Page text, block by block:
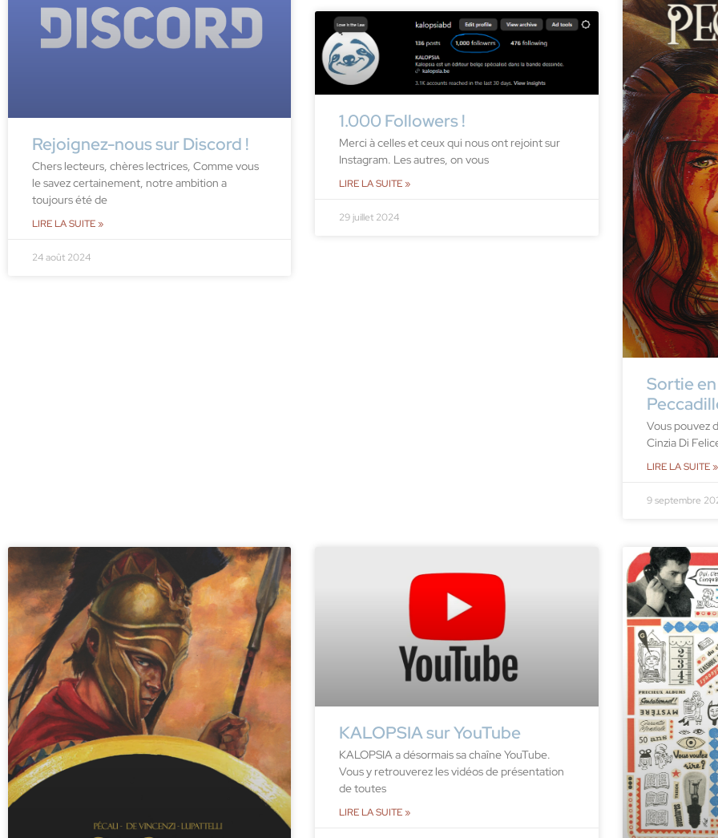
Rejoignez-nous sur Discord !
Chers lecteurs, chères lectrices, Comme vous
le savez certainement, notre ambition a
toujours été de
LIRE LA SUITE »
24 août 2024
1.000 Followers !
Merci à celles et ceux qui nous ont rejoint sur
Instagram. Les autres, on vous
LIRE LA SUITE »
29 juillet 2024
Sortie
Vous pouvez
Cinzia Di
LIRE LA SUITE »
9 septembre
KALOPSIA sur YouTube
KALOPSIA a désormais sa chaîne YouTube.
Vous y retrouverez les vidéos de présentation
de toutes
LIRE LA SUITE »